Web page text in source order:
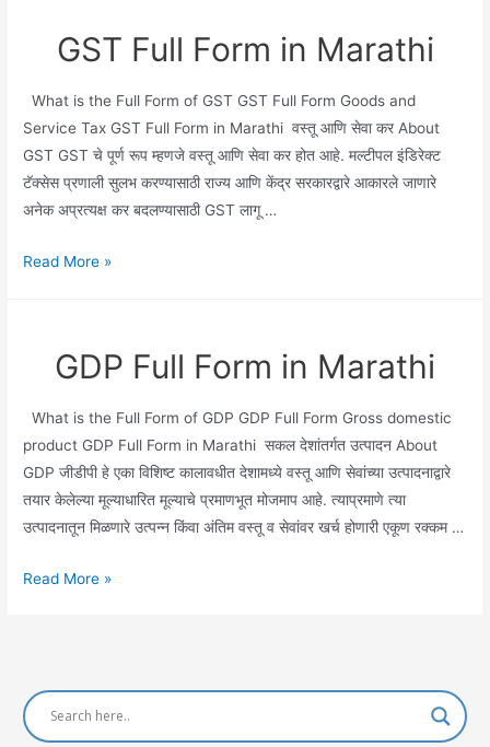
MarathiGST Full Form in Marathi
What is the Full Form of GST GST Full Form Goods and
Service Tax GST Full Form in Marathi वस्तू आणि सेवा कर About
GST GST चे पूर्ण रूप म्हणजे वस्तू आणि सेवा कर होत आहे. मल्टीपल इंडिरेक्ट
टॅक्सेस प्रणाली सुलभ करण्यासाठी राज्य आणि केंद्र सरकारद्वारे आकारले जाणारे
अनेक अप्रत्यक्ष कर बदलण्यासाठी GST लागू …
GST
Marathi
Read More »
GDP Full Form in Marathi
What is the Full Form of GDP GDP Full Form Gross domestic
product GDP Full Form in Marathi सकल देशांतर्गत उत्पादन About
GDP जीडीपी हे एका विशिष्ट कालावधीत देशामध्ये वस्तू आणि सेवांच्या उत्पादनाद्वारे
तयार केलेल्या मूल्याधारित मूल्याचे प्रमाणभूत मोजमाप आहे. त्याप्रमाणे त्या
उत्पादनातून मिळणारे उत्पन्न किंवा अंतिम वस्तू व सेवांवर खर्च होणारी एकूण रक्कम …
GDP
Marathi
Read More »